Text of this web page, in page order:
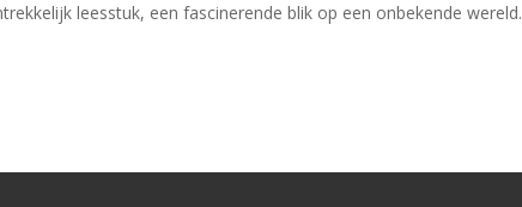
leesstuk, een fascinerende blik op een onbekende wereld.